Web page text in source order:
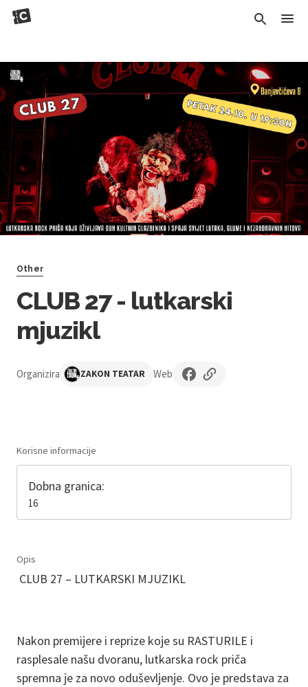
Other
CLUB 27 - lutkarski
mjuzikl
Organizira ZAKON TEATAR Web
Korisne informacije
Dobna granica:
16
Opis
CLUB 27 – LUTKARSKI MJUZIKL
Nakon premijere i reprize koje su RASTURILE i
rasplesale našu dvoranu, lutkarska rock priča
spremna je za novo oduševljenje. Ovo je predstava za